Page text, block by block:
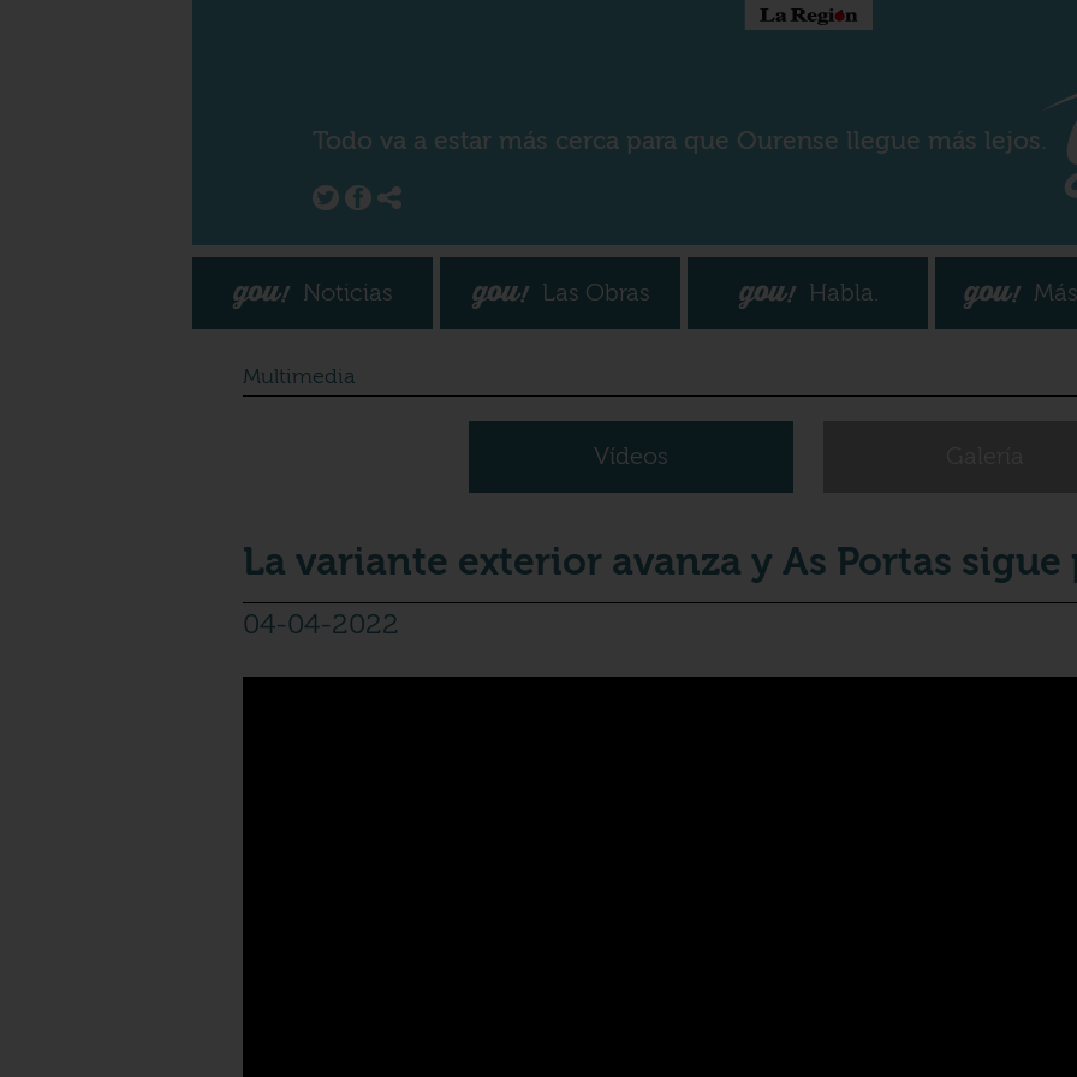
Todo va a estar más cerca para que Ourense llegue más lejos.
Noticias Las Obras Habla.
Multimedia
Vídeos
La variante exterior avanza y As Portas sigue
04-04-2022